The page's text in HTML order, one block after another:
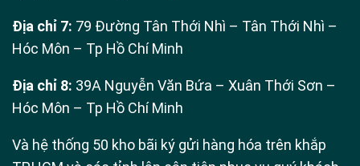
Địa chỉ 7: 79 Đường Tân Thới Nhì – Tân Thới Nhì –
Hóc Môn – Tp Hồ Chí Minh
Địa chỉ 8: 39A Nguyễn Văn Bứa – Xuân Thới Sơn –
Hóc Môn – Tp Hồ Chí Minh
Và hệ thống 50 kho bãi ký gửi hàng hóa trên khắp